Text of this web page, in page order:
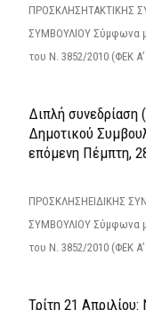
ΠΡΟΣΚΛΗΣΗΤΑΚΤΙΚΗΣ
ΣΥΜΒΟΥΛΙΟΥ Σύμφωνα
του Ν. 3852/2010 (ΦΕΚ
Διπλή συνεδρίαση
Δημοτικού
επόμενη Πέμπτη,
ΠΡΟΣΚΛΗΣΗΕΙΔΙΚΗΣ
ΣΥΜΒΟΥΛΙΟΥ Σύμφωνα
του Ν. 3852/2010 (ΦΕΚ
Τρίτη 21